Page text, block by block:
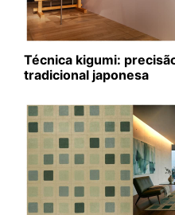
Técnica kigumi:
tradicional japonesa